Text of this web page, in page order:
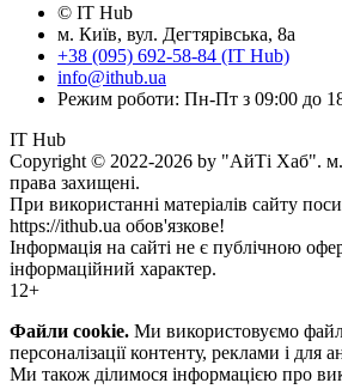
© IT Hub
м. Київ, вул. Дегтярівська, 8а
+38 (095) 692-58-84 (IT Hub)
info@ithub.ua
Режим роботи: Пн-Пт з 09:00 до
IT Hub
Copyright © 2022-2026 by "АйТі Хаб". м.
права захищені.
При використанні матеріалів сайту
https://ithub.ua обов'язкове!
Інформація на сайті не є публічною
інформаційний характер.
12+
Файли cookie. Ми використовуємо
персоналізації контенту, реклами і для
Ми також ділимося інформацією про